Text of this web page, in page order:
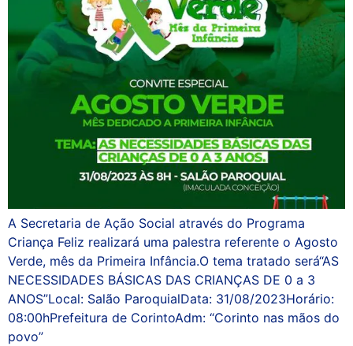
A Secretaria de Ação Social através do Programa
Criança Feliz realizará uma palestra referente o Agosto
Verde, mês da Primeira Infância.O tema tratado será“AS
NECESSIDADES BÁSICAS DAS CRIANÇAS DE 0 a 3
ANOS”Local: Salão ParoquialData: 31/08/2023Horário:
08:00hPrefeitura de CorintoAdm: “Corinto nas mãos do
povo”